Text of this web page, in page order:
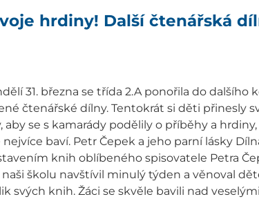
hrdiny! Další čtenářská
31. března se třída 2.A ponořila do dalšího
čtenářské dílny. Tentokrát si děti přinesly
aby se s kamarády podělily o příběhy a
nejvíce baví. Petr Čepek a jeho parní lásky
knih oblíbeného spisovatele Petra
školu navštívil minulý týden a věnoval
svých knih. Žáci se skvěle bavili nad